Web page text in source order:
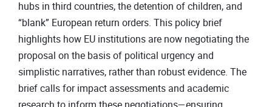
hubs in third countries, the detention of children, and
“blank” European return orders. This policy brief
highlights how EU institutions are now negotiating the
proposal on the basis of political urgency and
simplistic narratives, rather than robust evidence. The
brief calls for impact assessments and academic